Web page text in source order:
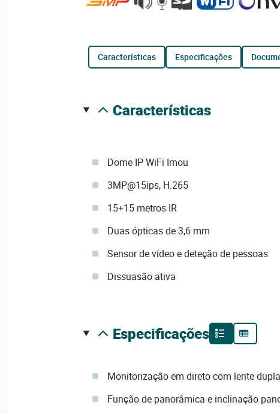
características especificações
características
Dome IP WiFi Imou
3MP@15ips, H.265
15+15 metros IR
Duas ópticas de 3,6 mm
Sensor de vídeo e deteção de pessoas
Dissuasão ativa
especificações
Monitorização em direto com lente dupla
Função de panorâmica e inclinação